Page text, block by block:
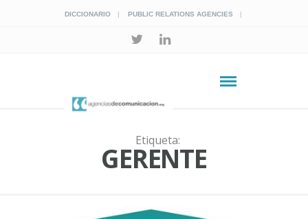
DICCIONARIO PUBLIC RELATIONS AGENCIES
Etiqueta:
GERENTE